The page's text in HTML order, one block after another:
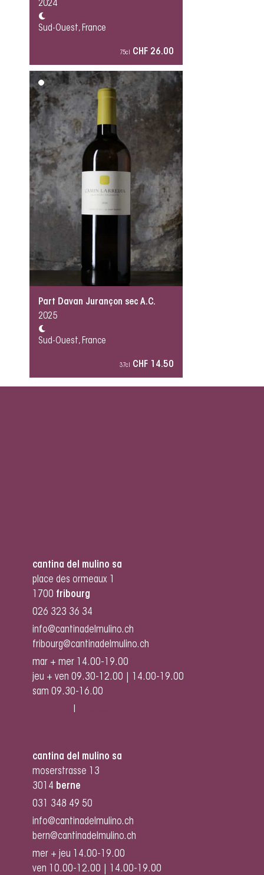
2024
Sud-Ouest, France
75cl CHF 26.00
Part Davan Jurançon sec A.C.
2025
Sud-Ouest, France
37cl CHF 14.50
cantina del mulino sa
place des ormeaux 1
1700 fribourg
026 323 36 34
info@cantinadelmulino.ch
fribourg@cantinadelmulino.ch
mar + mer 14.00-19.00
jeu + ven 09.30-12.00 | 14.00-19.00
sam 09.30-16.00
cantina del mulino sa
moserstrasse 13
3014 berne
031 348 49 50
info@cantinadelmulino.ch
bern@cantinadelmulino.ch
mer + jeu 14.00-19.00
ven 10.00-12.00 | 14.00-19.00